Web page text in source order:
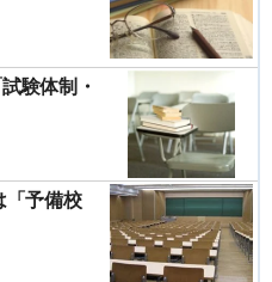
験体制・
「予備校